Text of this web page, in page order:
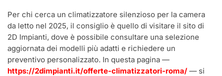
Per chi cerca un climatizzatore silenzioso per la camera
da letto nel 2025, il consiglio è quello di visitare il sito di
2D Impianti, dove è possibile consultare una selezione
aggiornata dei modelli più adatti e richiedere un
preventivo personalizzato. In questa pagina —
https://2dimpianti.it/offerte-climatizzatori-roma/ — si